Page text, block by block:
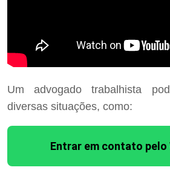
Um advogado trabalhista
diversas situações, como:
Entrar em contato pelo